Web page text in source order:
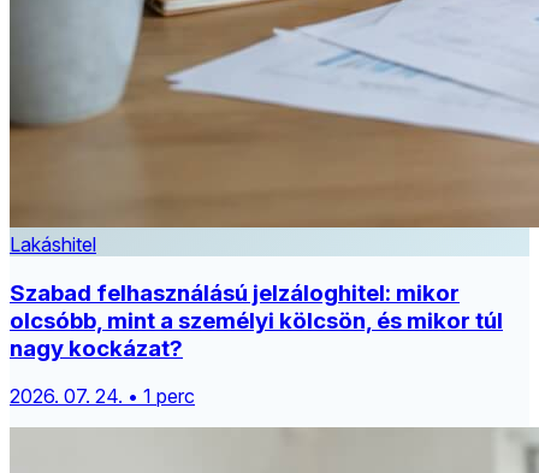
Lakáshitel
Szabad felhasználású jelzáloghitel: mikor
olcsóbb, mint a személyi kölcsön, és mikor túl
nagy kockázat?
2026. 07. 24. • 1 perc